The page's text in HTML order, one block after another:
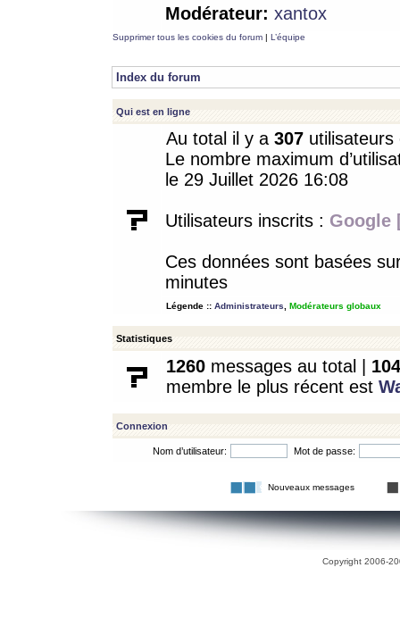
Modérateur: xantox
Supprimer tous les cookies du forum | L’équipe
Index du forum
Qui est en ligne
Au total il y a 307
Le nombre maximum
le 29 Juillet 2026 16:08
Utilisateurs inscrits : Google
Ces données sont basées
minutes
Légende :: Administrateurs Modérateurs globaux
Statistiques
1260 messages au total | 104
membre le plus récent est
Connexion
Nom d’utilisateur: Mot de passe:
Nouveaux messages
Copyright 2006-